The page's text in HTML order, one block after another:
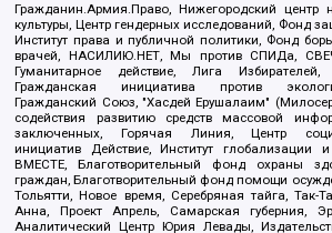
Гражданин.Армия.Право, Нижегородский центр
культуры, Центр гендерных исследований, Фонд
Институт права и публичной политики, Фонд
врачей, НАСИЛИЮ.НЕТ, Мы против СПИДа,
Гуманитарное действие, Лига
Гражданская инициатива против
Гражданский Союз, "Хасдей Ерушалаим"
содействия развитию средств массовой
заключенных, Горячая Линия, Центр
инициатив Действие, Институт глобализации
ВМЕСТЕ, Благотворительный фонд охраны
граждан, Благотворительный фонд помощи
Тольятти, Новое время, Серебряная тайга, Так-
Анна, Проект Апрель, Самарская губерния,
Аналитический Центр Юрия Левады,